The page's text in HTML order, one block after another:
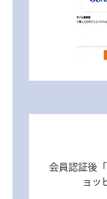
会員認証後
ョッ